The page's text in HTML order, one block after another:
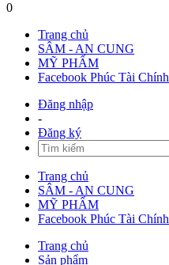
0
Trang chủ
SÂM - AN CUNG
MỸ PHẨM
Facebook Phúc Tài Chính
Đăng nhập
-
Đăng ký
Trang chủ
SÂM - AN CUNG
MỸ PHẨM
Facebook Phúc Tài Chính
Trang chủ
Sản phẩm